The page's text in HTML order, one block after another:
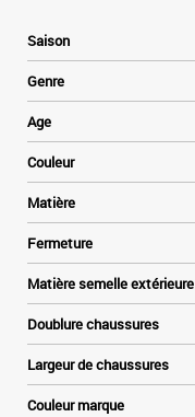
Saison
Genre
Age
Couleur
Matière
Fermeture
Matière semelle extérieure
Doublure chaussures
Largeur de chaussures
Couleur marque